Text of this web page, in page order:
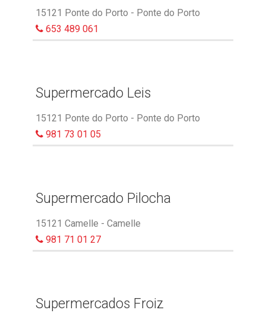
15121 Ponte do Porto - Ponte do Porto
653 489 061
Supermercado Leis
15121 Ponte do Porto - Ponte do Porto
981 73 01 05
Supermercado Pilocha
15121 Camelle - Camelle
981 71 01 27
Supermercados Froiz